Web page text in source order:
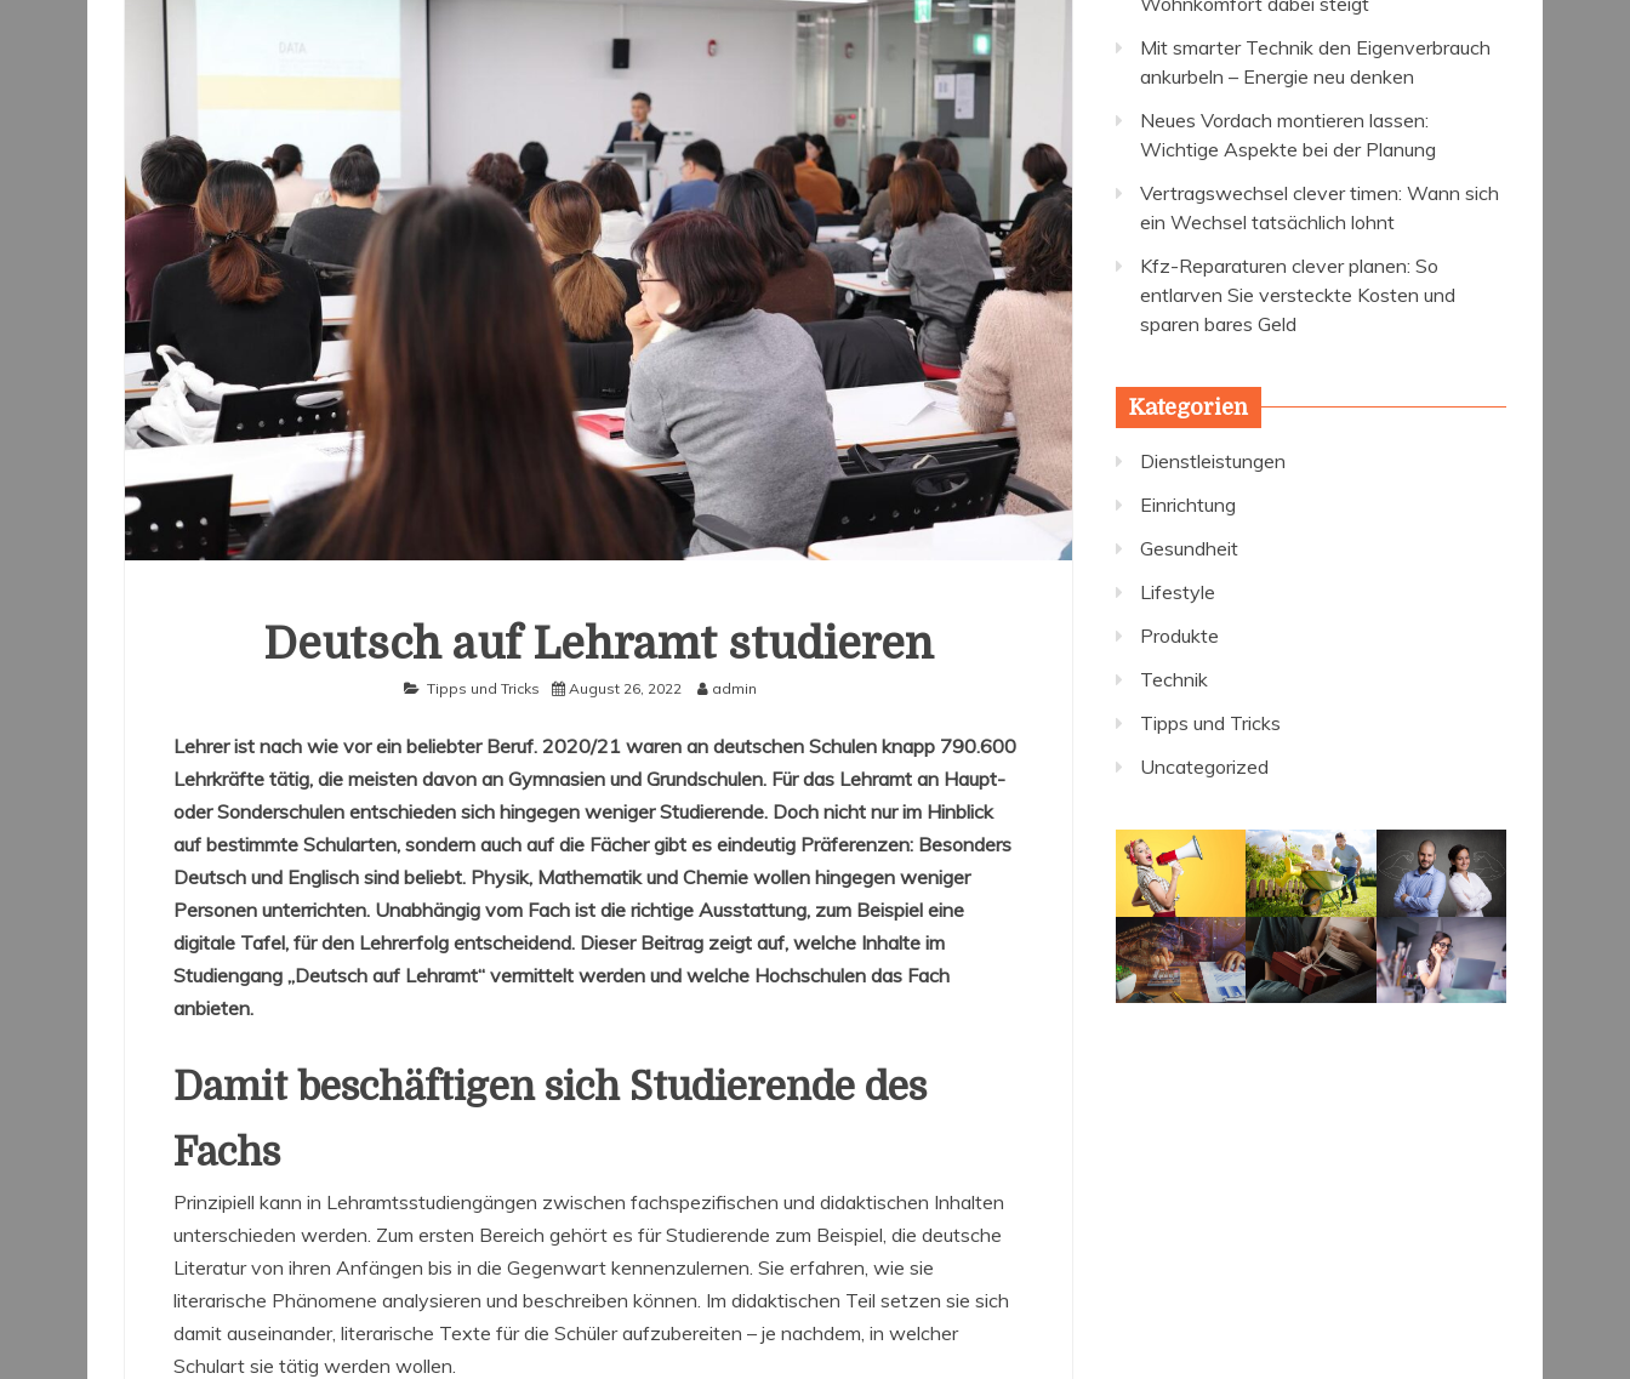
Deutsch auf Lehramt studieren
Tipps und Tricks August 26, 2022 admin
Lehrer ist nach wie vor ein beliebter Beruf. 2020/21 waren an deutschen Schulen knapp 790.600
Lehrkräfte tätig, die meisten davon an Gymnasien und Grundschulen. Für das Lehramt an Haupt-
oder Sonderschulen entschieden sich hingegen weniger Studierende. Doch nicht nur im Hinblick
auf bestimmte Schularten, sondern auch auf die Fächer gibt es eindeutig Präferenzen: Besonders
Deutsch und Englisch sind beliebt. Physik, Mathematik und Chemie wollen hingegen weniger
Personen unterrichten. Unabhängig vom Fach ist die richtige Ausstattung, zum Beispiel eine
digitale Tafel, für den Lehrerfolg entscheidend. Dieser Beitrag zeigt auf, welche Inhalte im
Studiengang „Deutsch auf Lehramt“ vermittelt werden und welche Hochschulen das Fach
anbieten.
Damit beschäftigen sich Studierende des
Fachs
Prinzipiell kann in Lehramtsstudiengängen zwischen fachspezifischen und didaktischen Inhalten
unterschieden werden. Zum ersten Bereich gehört es für Studierende zum Beispiel, die deutsche
Literatur von ihren Anfängen bis in die Gegenwart kennenzulernen. Sie erfahren, wie sie
literarische Phänomene analysieren und beschreiben können. Im didaktischen Teil setzen sie sich
damit auseinander, literarische Texte für die Schüler aufzubereiten – je nachdem, in welcher
Schulart sie tätig werden wollen.
Mit smarter Technik den Eigenverbrauch
ankurbeln – Energie neu denken
Neues Vordach montieren lassen:
Wichtige Aspekte bei der Planung
Vertragswechsel clever timen: Wann sich
ein Wechsel tatsächlich lohnt
Kfz-Reparaturen clever planen: So
entlarven Sie versteckte Kosten und
sparen bares Geld
Kategorien
Dienstleistungen
Einrichtung
Gesundheit
Lifestyle
Produkte
Technik
Tipps und Tricks
Uncategorized